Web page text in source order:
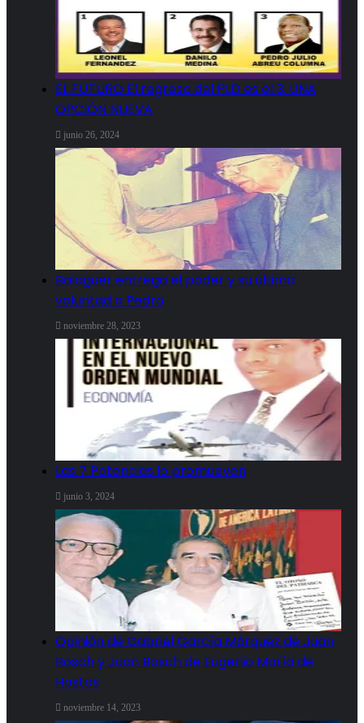
EL FUTURO El regreso del PLD es el 3. UNA
OPCIÓN NUEVA
junio 26, 2024
Balaguer entrega el poder y su última
voluntad a Pedro
noviembre 28, 2023
Las 7 Potencias lo promueven
junio 3, 2024
Opinión de Gabriel García Márquez de Juan
Bosch y Juan Bosch de Eugenio María de
Hostos
noviembre 14, 2023